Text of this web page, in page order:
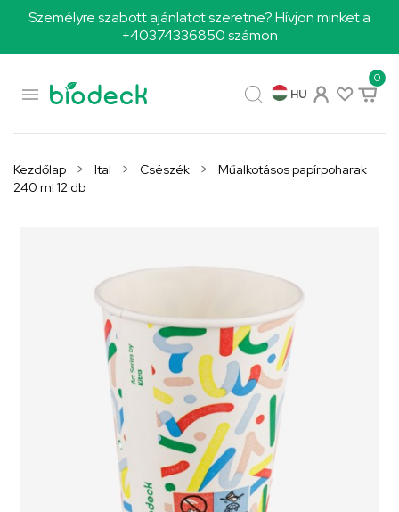
Személyre szabott ajánlatot szeretne? Hívjon minket a
+40374336850 számon

0
HU
Kezdőlap Ital Csészék
Műalkotásos papírpoharak
240 ml 12 db